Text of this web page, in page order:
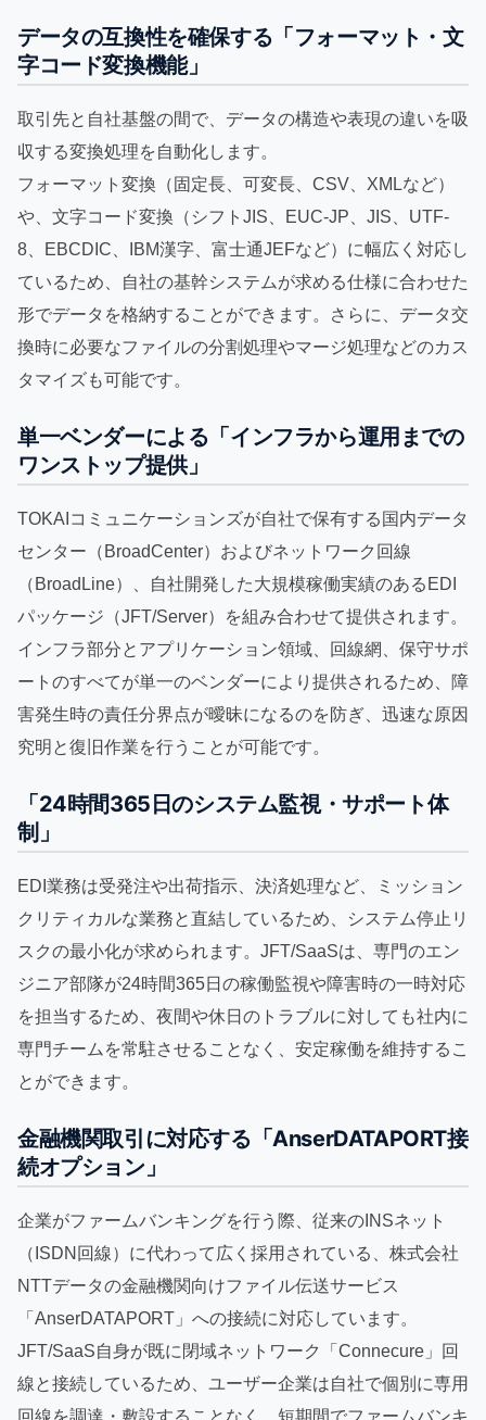
データの互換性を確保する「フォーマット・文
字コード変換機能」
取引先と自社基盤の間で、データの構造や表現の違いを吸
収する変換処理を自動化します。
フォーマット変換（固定長、可変長、CSV、XMLなど）
や、文字コード変換（シフトJIS、EUC-JP、JIS、UTF-
8、EBCDIC、IBM漢字、富士通JEFなど）に幅広く対応し
ているため、自社の基幹システムが求める仕様に合わせた
形でデータを格納することができます。さらに、データ交
換時に必要なファイルの分割処理やマージ処理などのカス
タマイズも可能です。
単一ベンダーによる「インフラから運用までの
ワンストップ提供」
TOKAIコミュニケーションズが自社で保有する国内データ
センター（BroadCenter）およびネットワーク回線
（BroadLine）、自社開発した大規模稼働実績のあるEDI
パッケージ（JFT/Server）を組み合わせて提供されます。
インフラ部分とアプリケーション領域、回線網、保守サポ
ートのすべてが単一のベンダーにより提供されるため、障
害発生時の責任分界点が曖昧になるのを防ぎ、迅速な原因
究明と復旧作業を行うことが可能です。
「24時間365日のシステム監視・サポート体
制」
EDI業務は受発注や出荷指示、決済処理など、ミッション
クリティカルな業務と直結しているため、システム停止リ
スクの最小化が求められます。JFT/SaaSは、専門のエン
ジニア部隊が24時間365日の稼働監視や障害時の一時対応
を担当するため、夜間や休日のトラブルに対しても社内に
専門チームを常駐させることなく、安定稼働を維持するこ
とができます。
金融機関取引に対応する「AnserDATAPORT接
続オプション」
企業がファームバンキングを行う際、従来のINSネット
（ISDN回線）に代わって広く採用されている、株式会社
NTTデータの金融機関向けファイル伝送サービス
「AnserDATAPORT」への接続に対応しています。
JFT/SaaS自身が既に閉域ネットワーク「Connecure」回
線と接続しているため、ユーザー企業は自社で個別に専用
回線を調達・敷設することなく、短期間でファームバンキ